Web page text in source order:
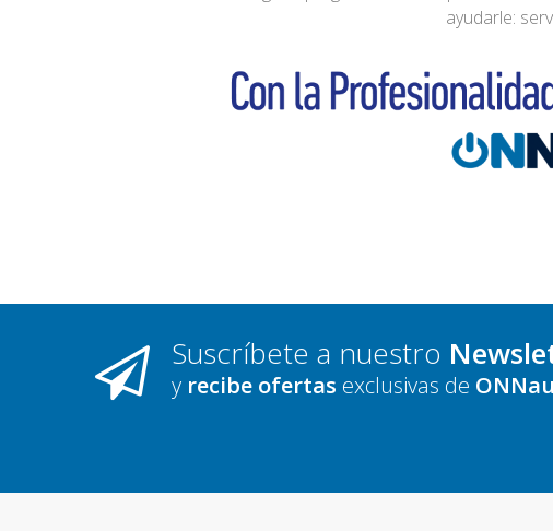
ayudarle:
Suscríbete a nuestro
y recibe ofertas exclusivas de